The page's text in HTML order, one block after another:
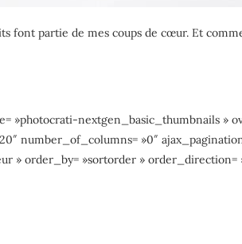
font partie de mes coups de cœur. Et
»photocrati-nextgen_basic_thumbnails »
number_of_columns= »0″
» order_by= »sortorder »